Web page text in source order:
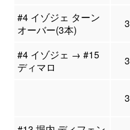
#4 イゾジェ ターン
オーバー(3本)
#4 イゾジェ → #15
ディマロ